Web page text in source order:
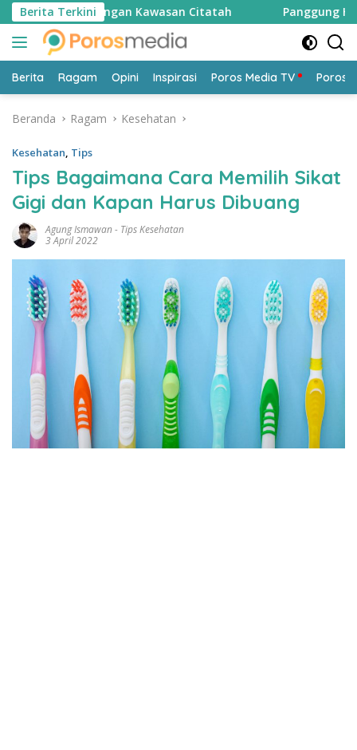
Langsung
ke
konten
Berita Terkini
Lingkungan Kawasan Citatah Panggung Hiburan
Berita Ragam Opini Inspirasi Poros Media TV Poros
Beranda Ragam Kesehatan
Kesehatan, Tips
Tips Bagaimana Cara Memilih Sikat
Gigi dan Kapan Harus Dibuang
Agung Ismawan- Tips Kesehatan
3 April 2022